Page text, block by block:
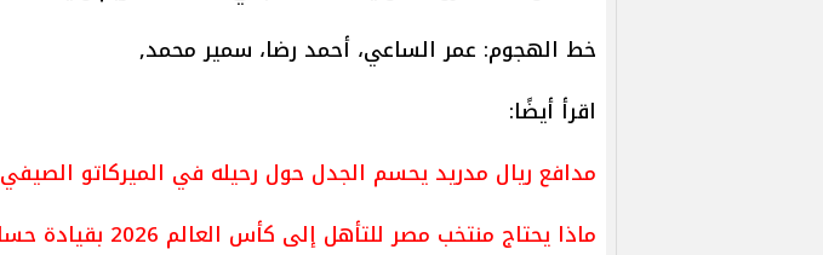
خط الهجوم: عمر الساعي، أحمد رضا، سمير محمد,
اقرأ أيضًا:
مدافع ريال مدريد يحسم الجدل حول رحيله في الميركاتو الصيفي
ماذا يحتاج منتخب مصر للتأهل إلى كأس العالم 2026 بقيادة حسام حسن ؟